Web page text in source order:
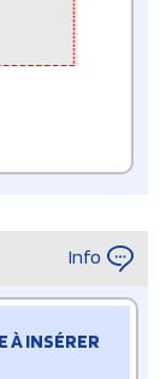
Info
À INSÉRER